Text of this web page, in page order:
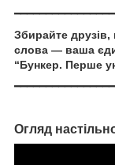
Збирайте друзів,
слова — ваша
“Бункер. Перше
Огляд